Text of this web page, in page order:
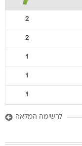
2
2
1
1
1
לרשימה המלאה